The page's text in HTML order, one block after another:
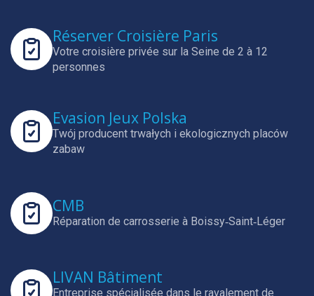
Réserver Croisière Paris
Votre croisière privée sur la Seine de 2 à 12
personnes
Evasion Jeux Polska
Twój producent trwałych i ekologicznych placów
zabaw
CMB
Réparation de carrosserie à Boissy‑Saint‑Léger
LIVAN Bâtiment
Entreprise spécialisée dans le ravalement de